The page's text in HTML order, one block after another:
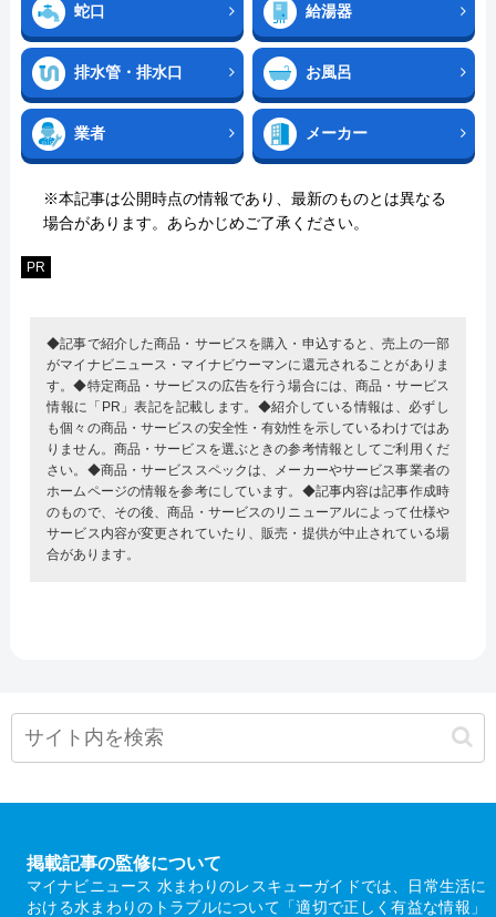
蛇口 給湯器
排水管・排水口 お風呂
業者 メーカー
※本記事は公開時点の情報であり、最新のものとは異なる
場合があります。あらかじめご了承ください。
PR
◆記事で紹介した商品・サービスを購入・申込すると、売上の一部
がマイナビニュース・マイナビウーマンに還元されることがありま
す。◆特定商品・サービスの広告を行う場合には、商品・サービス
情報に「PR」表記を記載します。◆紹介している情報は、必ずし
も個々の商品・サービスの安全性・有効性を示しているわけではあ
りません。商品・サービスを選ぶときの参考情報としてご利用くだ
さい。◆商品・サービススペックは、メーカーやサービス事業者の
ホームページの情報を参考にしています。◆記事内容は記事作成時
のもので、その後、商品・サービスのリニューアルによって仕様や
サービス内容が変更されていたり、販売・提供が中止されている場
合があります。
掲載記事の監修について
マイナビニュース 水まわりのレスキューガイドでは、日常生活に
おける水まわりのトラブルについて「適切で正しく有益な情報」